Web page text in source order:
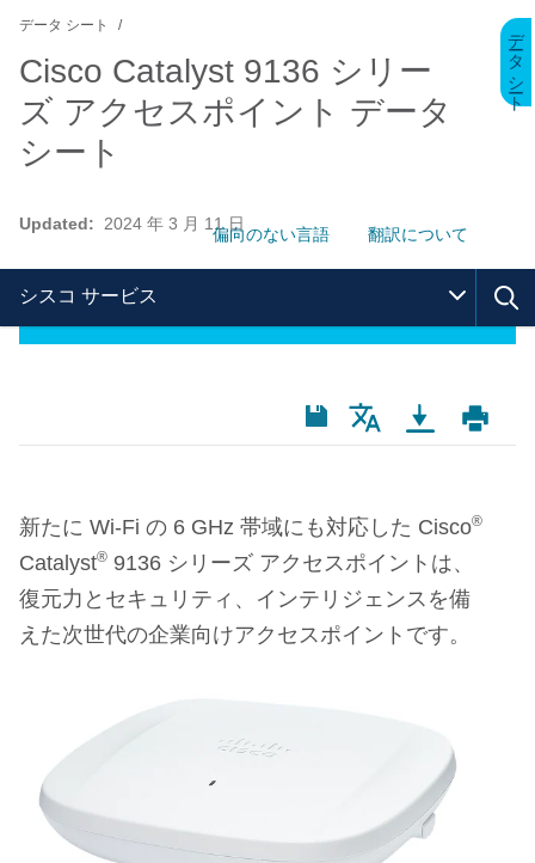
データ シート
Cisco Catalyst 9136 シリー
ズ アクセスポイント データ
シート
データ シート
Updated: 2024 年 3 月 11 日
偏向のない言語 翻訳について
シスコ サービス
新たに Wi-Fi の 6 GHz 帯域にも対応した Cisco®
Catalyst® 9136 シリーズ アクセスポイントは、
復元力とセキュリティ、インテリジェンスを備
えた次世代の企業向けアクセスポイントです。